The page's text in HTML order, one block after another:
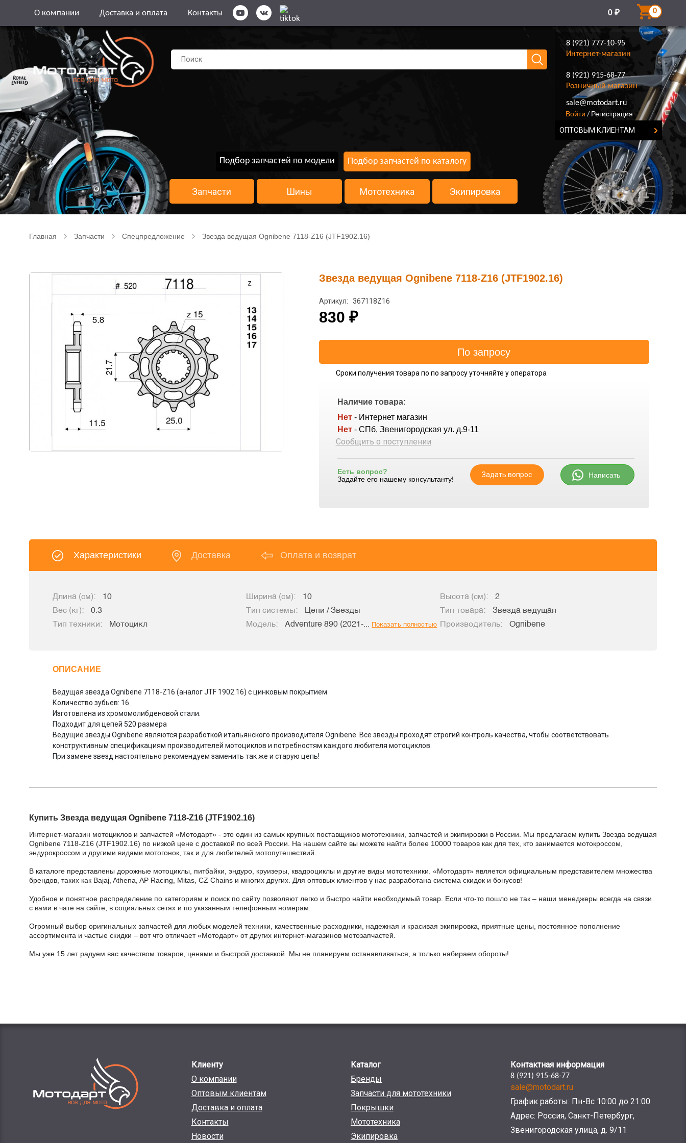
О компании Доставка и оплата Контакты 0 ₽ 0
8 (921) 777-10-95
Интернет-магазин
8 (921) 915-68-77
Розничный магазин
8 (921) 777-10-95
sale@motodart.ru
Войти / Регистрация
ОПТОВЫМ КЛИЕНТАМ
Подбор запчастей по модели Подбор запчастей по каталогу
Запчасти Шины Мототехника Экипировка
Главная Запчасти Спецпредложение Звезда ведущая Ognibene 7118-Z16 (JTF1902.16)
Звезда ведущая Ognibene 7118-Z16 (JTF1902.16)
Артикул: 367118Z16
830 ₽
Сроки получения товара по по запросу уточняйте у оператора
Наличие товара:
Нет - Интернет магазин
Нет - СПб, Звенигородская ул. д.9-11
Сообщить о поступлении
Есть вопрос?
Задайте его нашему консультанту!
Задать вопрос Написать
Характеристики Доставка Оплата и возврат
Длина (см): 10 Ширина (см): 10 Высота (см):
2
Вес (кг):
0.3 Тип системы: Цепи / Звезды Тип товара:
Звезда ведущая
Тип техники:
Мотоцикл Модель: Adventure 890 (2021-... Показать полностью Производитель: Ognibene
ОПИСАНИЕ
Ведущая звезда Ognibene 7118-Z16 (аналог JTF 1902.16) с цинковым покрытием
Количество зубьев: 16
Изготовлена из хромомолибденовой стали.
Подходит для цепей 520 размера
Ведущие звезды Ognibene являются разработкой итальянского производителя Ognibene. Все звезды проходят строгий контроль качества, чтобы соответствовать
конструктивным спецификациям производителей мотоциклов и потребностям каждого любителя мотоциклов.
При замене звeзд настоятельно рекомендуем заменить так же и старую цепь!
Купить Звезда ведущая Ognibene 7118-Z16 (JTF1902.16)
Интернет-магазин мотоциклов и запчастей «Мотодарт» - это один из самых крупных поставщиков мототехники, запчастей и экипировки в России. Мы предлагаем купить Звезда ведущая
Ognibene 7118-Z16 (JTF1902.16) по низкой цене с доставкой по всей России. На нашем сайте вы можете найти более 10000 товаров как для тех, кто занимается мотокроссом,
эндурокроссом и другими видами мотогонок, так и для любителей мотопутешествий.
В каталоге представлены дорожные мотоциклы, питбайки, эндуро, круизеры, квадроциклы и другие виды мототехники. «Мотодарт» является официальным представителем множества
брендов, таких как Bajaj, Athena, AP Racing, Mitas, CZ Chains и многих других. Для оптовых клиентов у нас разработана система скидок и бонусов!
Удобное и понятное распределение по категориям и поиск по сайту позволяют легко и быстро найти необходимый товар. Если что-то пошло не так – наши менеджеры всегда на связи
с вами в чате на сайте, в социальных сетях и по указанным телефонным номерам.
Огромный выбор оригинальных запчастей для любых моделей техники, качественные расходники, надежная и красивая экипировка, приятные цены, постоянное пополнение
ассортимента и частые скидки – вот что отличает «Мотодарт» от других интернет-магазинов мотозапчастей.
Мы уже 15 лет радуем вас качеством товаров, ценами и быстрой доставкой. Мы не планируем останавливаться, а только набираем обороты!
Клиенту
О компании
Оптовым клиентам
Доставка и оплата
Контакты
Новости
Каталог
Бренды
Запчасти для мототехники
Покрышки
Мототехника
Экипировка
Контактная информация
8 (921) 915-68-77
sale@motodart.ru
График работы: Пн-Вс 10:00 до 21:00
Адрес: Россия, Санкт-Петербург,
Звенигородская улица, д. 9/11